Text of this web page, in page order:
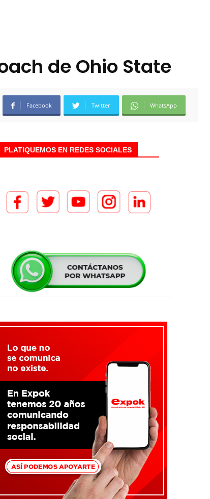
de Ohio State
Facebook Twitter WhatsApp
PLATIQUEMOS EN REDES SOCIALES